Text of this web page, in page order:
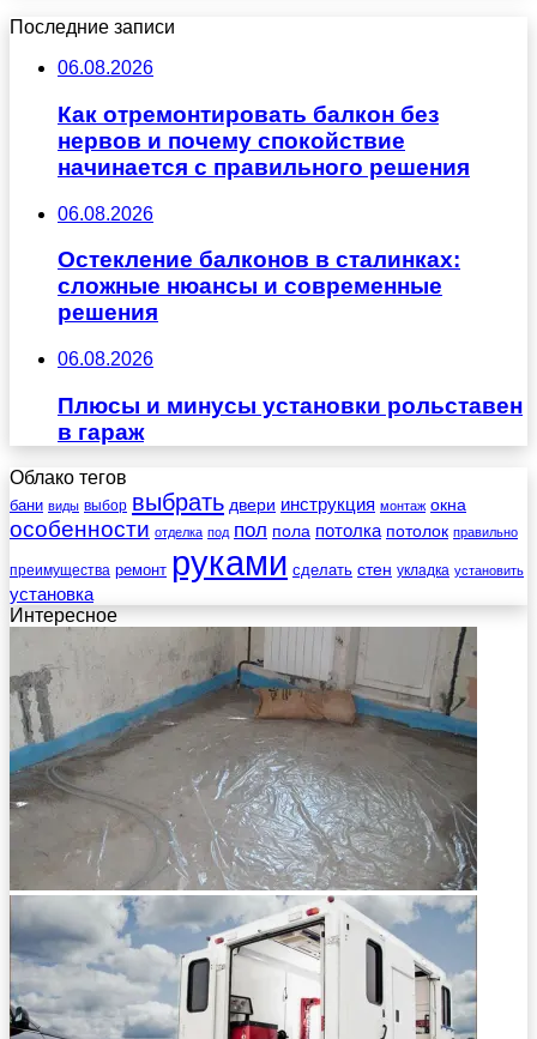
Последние записи
06.08.2026
Как отремонтировать балкон без
нервов и почему спокойствие
начинается с правильного решения
06.08.2026
Остекление балконов в сталинках:
сложные нюансы и современные
решения
06.08.2026
Плюсы и минусы установки рольставен
в гараж
Облако тегов
бани виды выбор выбрать двери инструкция монтаж окна
особенности отделка под пол пола потолка потолок правильно
преимущества ремонт руками сделать стен укладка установить
установка
Интересное